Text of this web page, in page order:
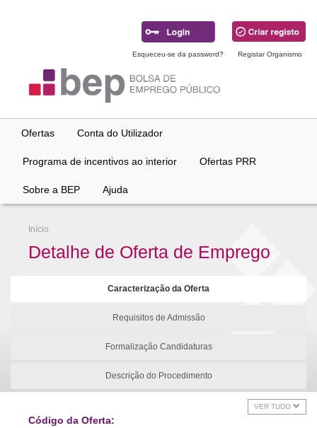
Esqueceu-se da password? Registar Organismo
Ofertas Conta do Utilizador
Programa de incentivos ao interior Ofertas PRR
Sobre a BEP Ajuda
Início
Detalhe de Oferta de Emprego
Caracterização da Oferta
Requisitos de Admissão
Formalização Candidaturas
Descrição do Procedimento
VER TUDO
Código da Oferta: